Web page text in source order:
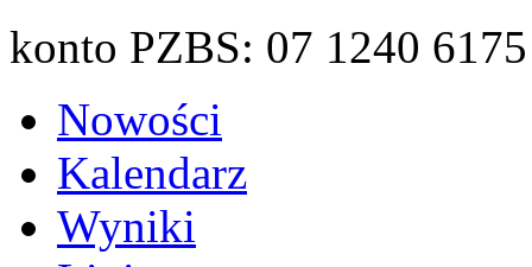
konto PZBS: 07 1240
Nowości
Kalendarz
Wyniki